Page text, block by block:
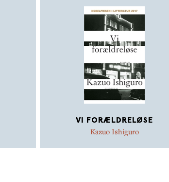
VI FORÆLDRELØSE
Kazuo Ishiguro